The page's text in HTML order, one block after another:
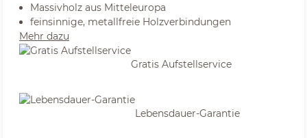
Massivholz aus Mitteleuropa
feinsinnige, metallfreie Holzverbindungen
Mehr dazu
Gratis Aufstellservice
Lebensdauer-Garantie